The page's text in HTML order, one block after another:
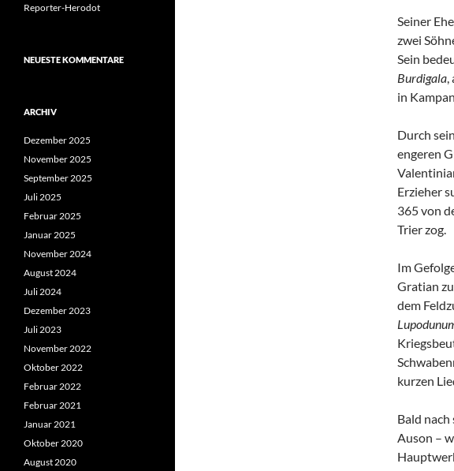
Seiner
zwei
Sein
Burdigala,
in
Durch
engeren
Erzieher
365 von
Trier zog.
Im
Gratian
dem
kurzen
Bald nach
Auson –
Reporter-Herodot
NEUESTE KOMMENTARE
ARCHIV
Dezember 2025
November 2025
September 2025
Juli 2025
Februar 2025
Januar 2025
November 2024
August 2024
Juli 2024
Dezember 2023
Juli 2023
November 2022
Oktober 2022
Februar 2022
Februar 2021
Januar 2021
Oktober 2020
August 2020